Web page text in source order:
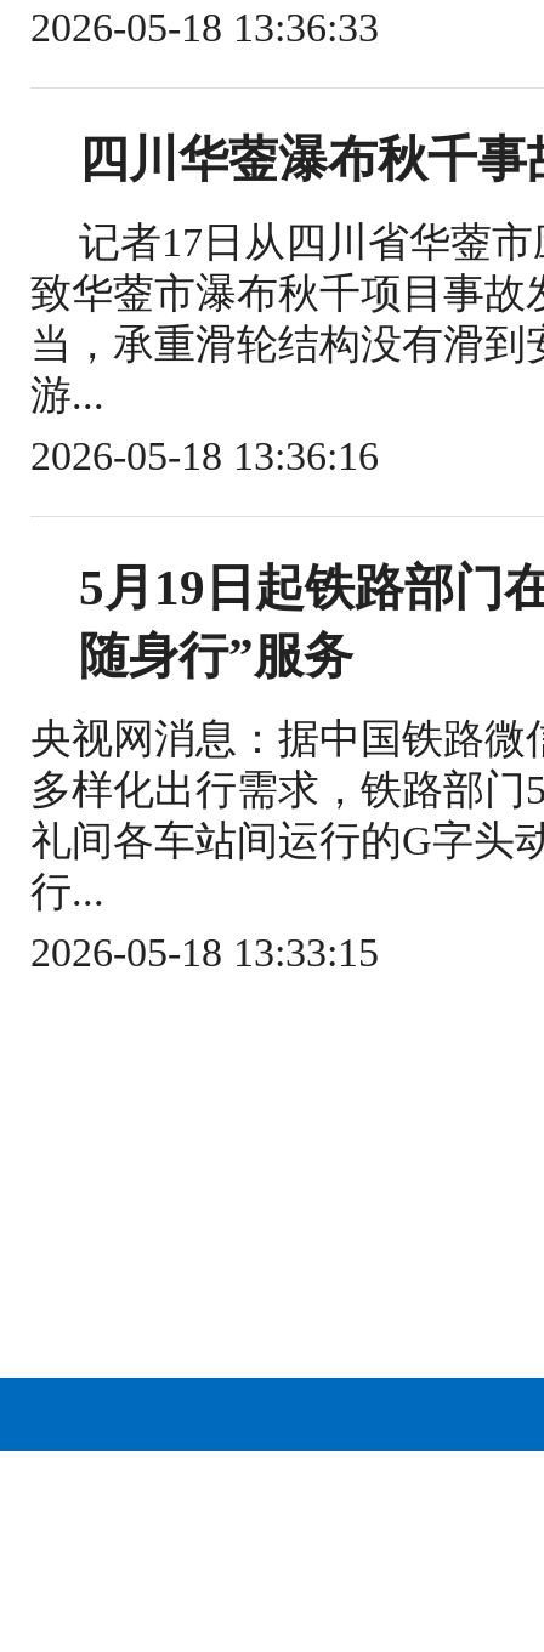
2026-05-18 13:36:33
四川华蓥瀑布秋千
记者17日从四川省华蓥
致华蓥市瀑布秋千项目事
当，承重滑轮结构没有滑
游...
2026-05-18 13:36:16
5月19日起铁路部门
随身行”服务
央视网消息：据中国铁路
多样化出行需求，铁路部门
礼间各车站间运行的G字头
行...
2026-05-18 13:33:15